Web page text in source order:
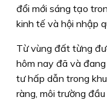
đổi mới sáng tạo
kinh tế và hội nhập
Từ vùng đất từng
hôm nay đã và
tư hấp dẫn trong
ràng, môi trường